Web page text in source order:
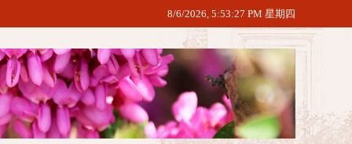
8/6/2026, 5:53:28 PM 星期四